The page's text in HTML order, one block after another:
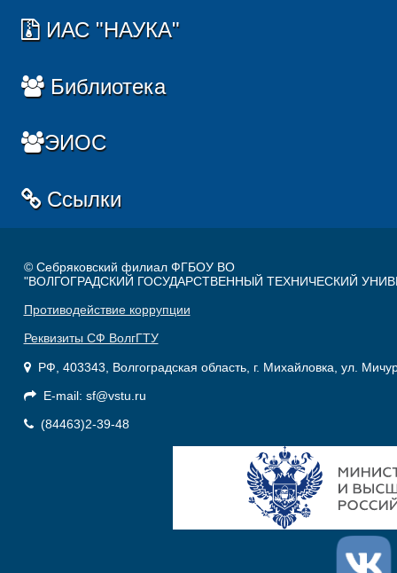
ИАС "НАУКА"
Библиотека
ЭИОС
Ссылки
© Себряковский филиал ФГБОУ ВО
"ВОЛГОГРАДСКИЙ ГОСУДАРСТВЕННЫЙ ТЕХНИЧЕСКИЙ
Противодействие коррупции
Реквизиты СФ ВолгГТУ
РФ, 403343, Волгоградская область, г. Михайловка, ул.
E-mail: sf@vstu.ru
(84463)2-39-48